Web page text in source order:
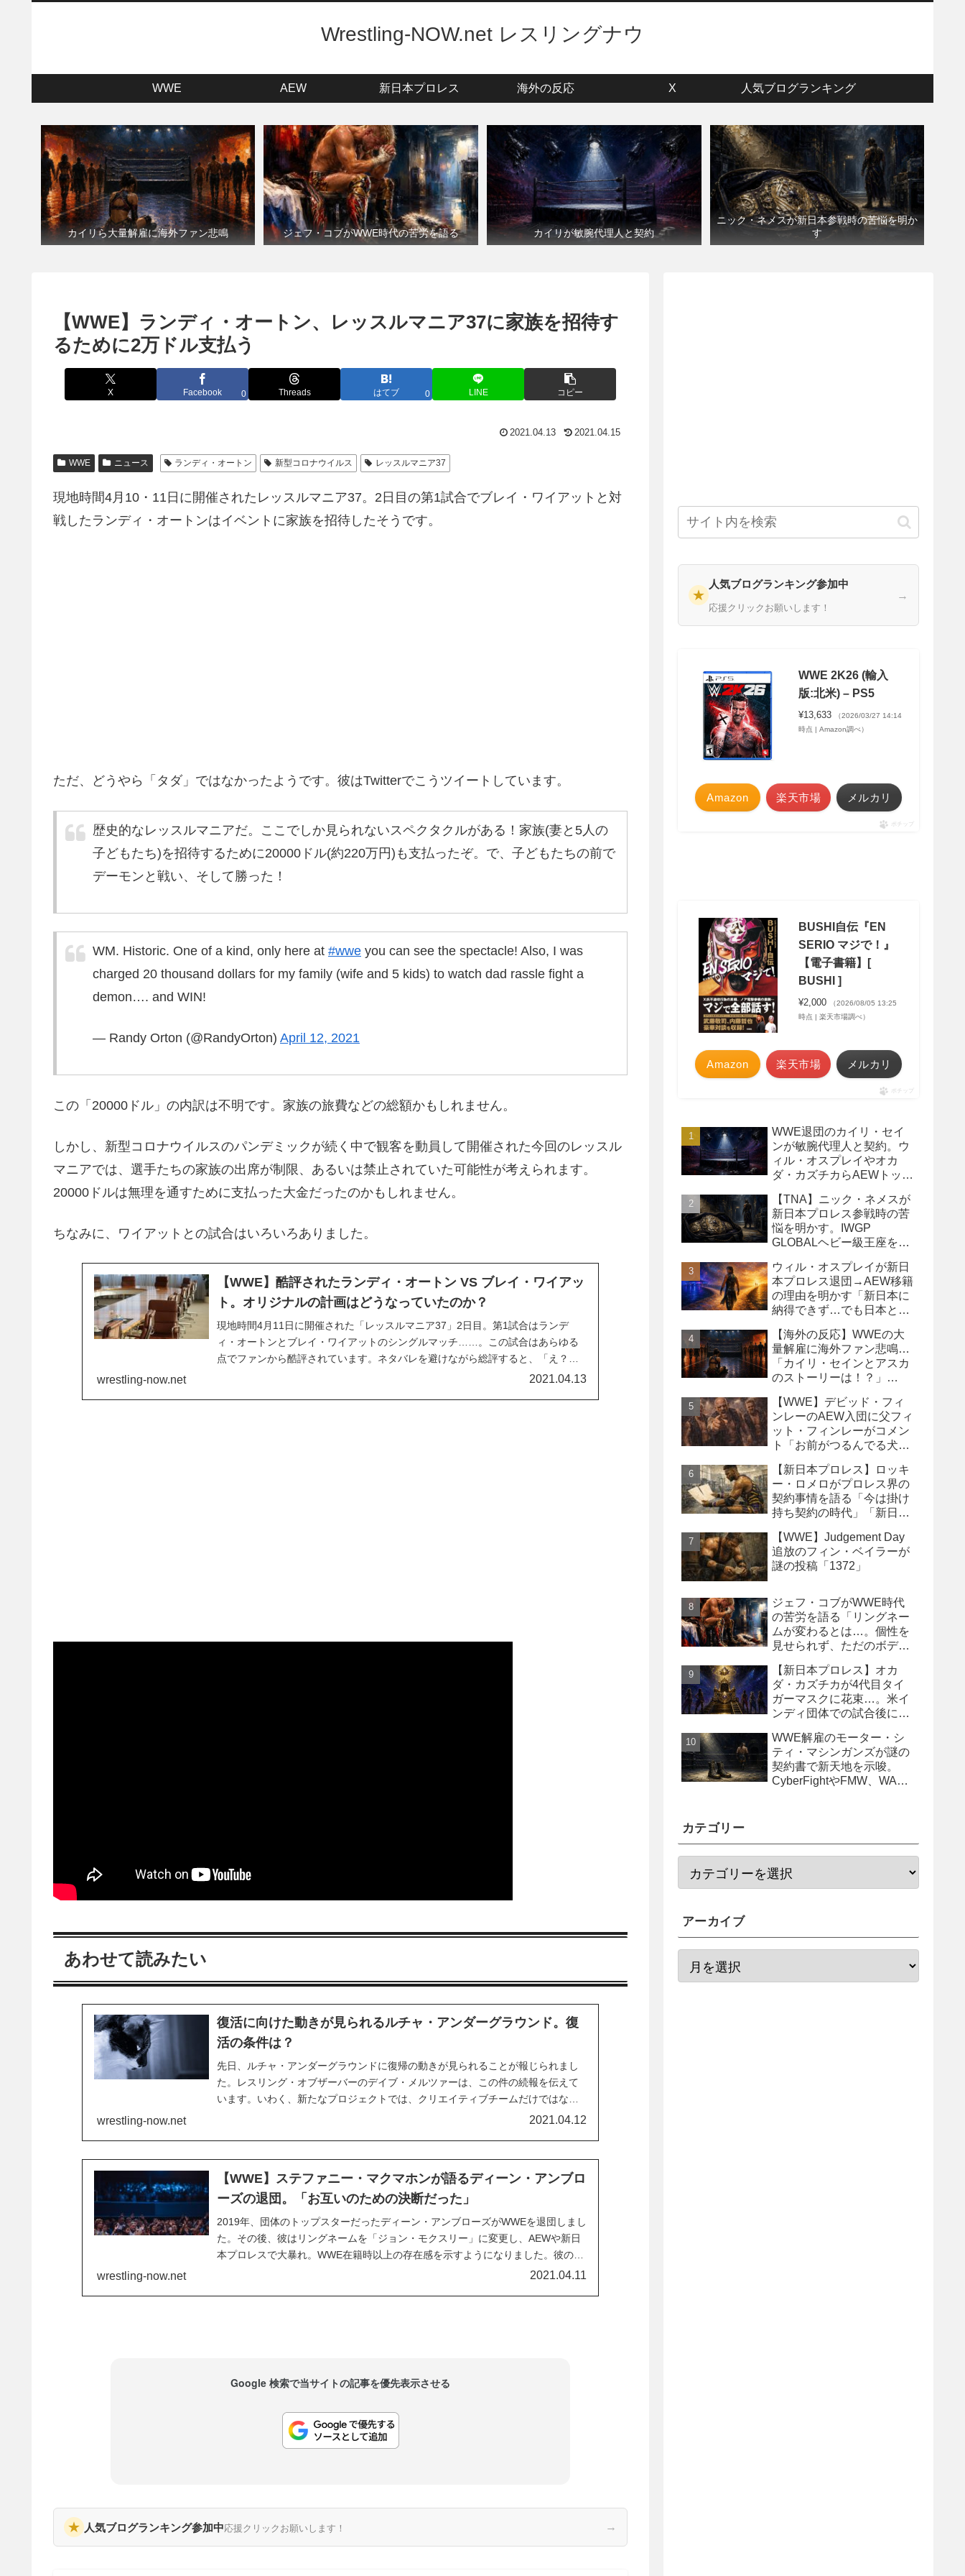
Wrestling-NOW.net レスリングナウ
WWE AEW 新日本プロレス 海外の反応 X 人気ブログランキング
カイリら大量解雇に海外ファン悲鳴 ジェフ・コブがWWE時代の苦労を語る カイリが敏腕代理人と契約
ニック・ネメスが新日本参戦時の苦悩を明か
す
【WWE】ランディ・オートン、レッスルマニア37に家族を招待す
るために2万ドル支払う
X Facebook 0 Threads はてブ 0 LINE コピー
2021.04.13 2021.04.15
WWE ニュース ランディ・オートン 新型コロナウイルス レッスルマニア37
現地時間4月10・11日に開催されたレッスルマニア37。2日目の第1試合でブレイ・ワイアットと対
戦したランディ・オートンはイベントに家族を招待したそうです。
ただ、どうやら「タダ」ではなかったようです。彼はTwitterでこうツイートしています。
歴史的なレッスルマニアだ。ここでしか見られないスペクタクルがある！家族(妻と5人の
子どもたち)を招待するために20000ドル(約220万円)も支払ったぞ。で、子どもたちの前で
デーモンと戦い、そして勝った！
WM. Historic. One of a kind, only here at #wwe you can see the spectacle! Also, I was
charged 20 thousand dollars for my family (wife and 5 kids) to watch dad rassle fight a
demon…. and WIN!
— Randy Orton (@RandyOrton) April 12, 2021
この「20000ドル」の内訳は不明です。家族の旅費などの総額かもしれません。
しかし、新型コロナウイルスのパンデミックが続く中で観客を動員して開催された今回のレッスル
マニアでは、選手たちの家族の出席が制限、あるいは禁止されていた可能性が考えられます。
20000ドルは無理を通すために支払った大金だったのかもしれません。
ちなみに、ワイアットとの試合はいろいろありました。
【WWE】酷評されたランディ・オートン VS ブレイ・ワイアッ
ト。オリジナルの計画はどうなっていたのか？
現地時間4月11日に開催された「レッスルマニア37」2日目。第1試合はランデ
ィ・オートンとブレイ・ワイアットのシングルマッチ……。この試合はあらゆる
点でファンから酷評されています。ネタバレを避けながら総評すると、「え？」
って感じ。Fightfulによれば、この試合についての計画は直前に変更されたのだそ
wrestling-now.net 2021.04.13
あわせて読みたい
復活に向けた動きが見られるルチャ・アンダーグラウンド。復
活の条件は？
先日、ルチャ・アンダーグラウンドに復帰の動きが見られることが報じられまし
た。レスリング・オブザーバーのデイブ・メルツァーは、この件の続報を伝えて
います。いわく、新たなプロジェクトでは、クリエイティブチームだけではな
く、放送に携わったメンバーまでを可能な限りオリジナルメンバーで揃えたいと
wrestling-now.net 2021.04.12
【WWE】ステファニー・マクマホンが語るディーン・アンブロ
ーズの退団。「お互いのための決断だった」
2019年、団体のトップスターだったディーン・アンブローズがWWEを退団しまし
た。その後、彼はリングネームを「ジョン・モクスリー」に変更し、AEWや新日
本プロレスで大暴れ。WWE在籍時以上の存在感を示すようになりました。彼の退
団についてはWWEの内外で様々な意見が飛び交いました。WWEのチーフ・ブラ
wrestling-now.net 2021.04.11
Google 検索で当サイトの記事を優先表示させる
★ 人気ブログランキング参加中応援クリックお願いします！ →
★
人気ブログランキング参加中
応援クリックお願いします！
→
WWE 2K26 (輸入
版:北米) – PS5
¥13,633
（2026/03/27 14:14
時点 | Amazon調べ）
Amazon 楽天市場 メルカリ
ポチップ
BUSHI自伝『EN
SERIO マジで！』
【電子書籍】[
BUSHI ]
¥2,000
（2026/08/05 13:25
時点 | 楽天市場調べ）
Amazon 楽天市場 メルカリ
ポチップ
WWE退団のカイリ・セイ
ンが敏腕代理人と契約。ウ
ィル・オスプレイやオカ
ダ・カズチカらAEWトップ
【TNA】ニック・ネメスが
新日本プロレス参戦時の苦
悩を明かす。IWGP
GLOBALヘビー級王座を
挫
ウィル・オスプレイが新日
本プロレス退団→AEW移籍
の理由を明かす「新日本に
納得できず…でも日本との
【海外の反応】WWEの大
量解雇に海外ファン悲鳴…
「カイリ・セインとアスカ
のストーリーは！？」
の犠牲になった」
【WWE】デビッド・フィ
ンレーのAEW入団に父フィ
ット・フィンレーがコメン
ト「お前がつるんでる犬連
【新日本プロレス】ロッキ
ー・ロメロがプロレス界の
契約事情を語る「今は掛け
持ち契約の時代」「新日本
るべき」
【WWE】Judgement Day
追放のフィン・ベイラーが
謎の投稿「1372」
ジェフ・コブがWWE時代
の苦労を語る「リングネー
ムが変わるとは…。個性を
見せられず、ただのボディ
【新日本プロレス】オカ
ダ・カズチカが4代目タイ
ガーマスクに花束…。米イ
ンディ団体での試合後にサ
WWE解雇のモーター・シ
ティ・マシンガンズが謎の
契約書で新天地を示唆。
CyberFightやFMW、WAR
カテゴリー
アーカイブ